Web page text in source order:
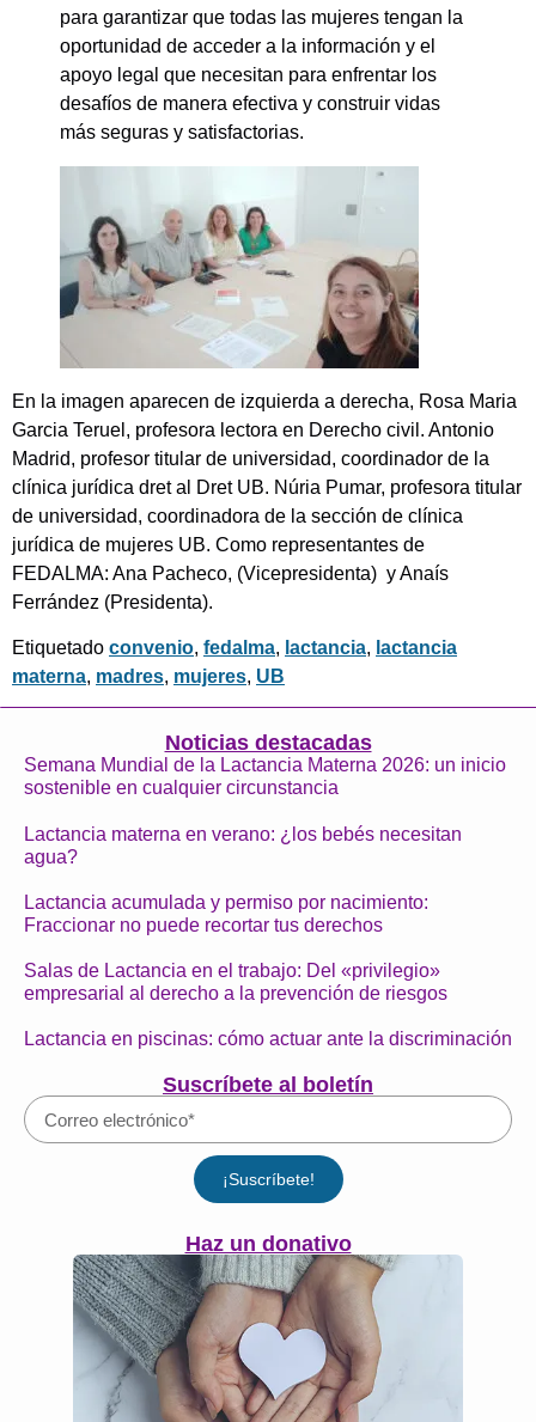
para garantizar que todas las mujeres tengan la
oportunidad de acceder a la información y el
apoyo legal que necesitan para enfrentar los
desafíos de manera efectiva y construir vidas
más seguras y satisfactorias.
En la imagen aparecen de izquierda a derecha, Rosa Maria
Garcia Teruel, profesora lectora en Derecho civil. Antonio
Madrid, profesor titular de universidad, coordinador de la
clínica jurídica dret al Dret UB. Núria Pumar, profesora titular
de universidad, coordinadora de la sección de clínica
jurídica de mujeres UB. Como representantes de
FEDALMA: Ana Pacheco, (Vicepresidenta) y Anaís
Ferrández (Presidenta).
Etiquetado convenio, fedalma, lactancia, lactancia
materna, madres, mujeres, UB
Noticias destacadas
Semana Mundial de la Lactancia Materna 2026: un inicio
sostenible en cualquier circunstancia
Lactancia materna en verano: ¿los bebés necesitan
agua?
Lactancia acumulada y permiso por nacimiento:
Fraccionar no puede recortar tus derechos
Salas de Lactancia en el trabajo: Del «privilegio»
empresarial al derecho a la prevención de riesgos
Lactancia en piscinas: cómo actuar ante la discriminación
Suscríbete al boletín
¡Suscríbete!
Haz un donativo